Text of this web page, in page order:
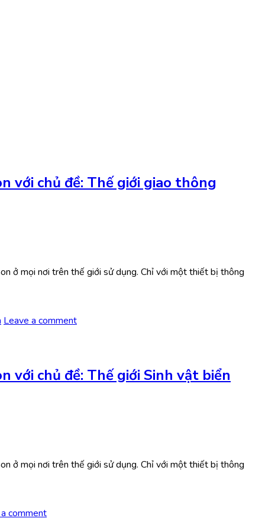
với chủ đề: Thế giới giao thông
ở mọi nơi trên thế giới sử dụng. Chỉ với một thiết bị thông
Leave a comment
với chủ đề: Thế giới Sinh vật biển
ở mọi nơi trên thế giới sử dụng. Chỉ với một thiết bị thông
comment